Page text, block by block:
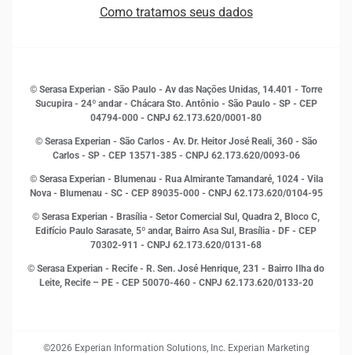
Estudos e Pesquisas
Inovação e Tecnologia
Leis e impostos
Marketing
Open Finance
Proteção de Dados
Sustentabilidade Corporativa
Sala de Imprensa
Como tratamos seus dados
© Serasa Experian - São Paulo - Av das Nações Unidas, 14.401 - Torre
Sucupira - 24º andar - Chácara Sto. Antônio - São Paulo - SP - CEP
04794-000 - CNPJ 62.173.620/0001-80
© Serasa Experian - São Carlos - Av. Dr. Heitor José Reali, 360 - São
Carlos - SP - CEP 13571-385 - CNPJ 62.173.620/0093-06
© Serasa Experian - Blumenau - Rua Almirante Tamandaré, 1024 - Vila
Nova - Blumenau - SC - CEP 89035-000 - CNPJ 62.173.620/0104-95
© Serasa Experian - Brasília - Setor Comercial Sul, Quadra 2, Bloco C,
Edifício Paulo Sarasate, 5º andar, Bairro Asa Sul, Brasília - DF - CEP
70302-911 - CNPJ 62.173.620/0131-68
© Serasa Experian - Recife - R. Sen. José Henrique, 231 - Bairro Ilha do
Leite, Recife – PE - CEP 50070-460 - CNPJ 62.173.620/0133-20
©2026 Experian Information Solutions, Inc. Experian Marketing